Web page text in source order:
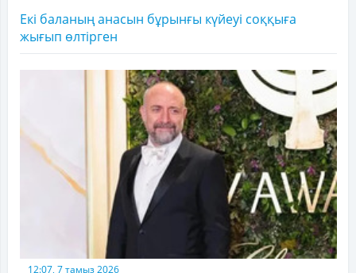
Екі баланың анасын бұрынғы күйеуі соққыға
жығып өлтірген
12:07, 7 тамыз 2026